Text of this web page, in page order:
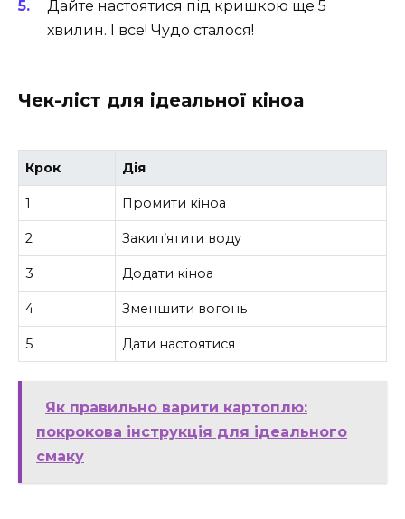
Дайте настоятися під кришкою ще 5
хвилин. І все! Чудо сталося!
Чек-ліст для ідеальної кіноа
Крок Дія
1 Промити кіноа
2 Закип’ятити воду
3 Додати кіноа
4 Зменшити вогонь
5 Дати настоятися
Як правильно варити картоплю:
покрокова інструкція для ідеального
смаку